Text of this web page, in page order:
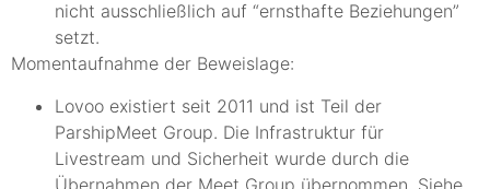
nicht ausschließlich auf “ernsthafte Beziehungen”
setzt.
Momentaufnahme der Beweislage:
Lovoo existiert seit 2011 und ist Teil der
ParshipMeet Group. Die Infrastruktur für
Livestream und Sicherheit wurde durch die
Übernahmen der Meet Group übernommen. Siehe